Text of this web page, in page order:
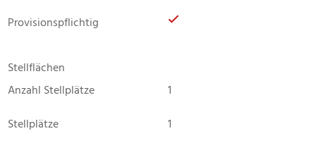
Provisionspflichtig
Stellflächen
Anzahl Stellplätze
1
Stellplätze
1